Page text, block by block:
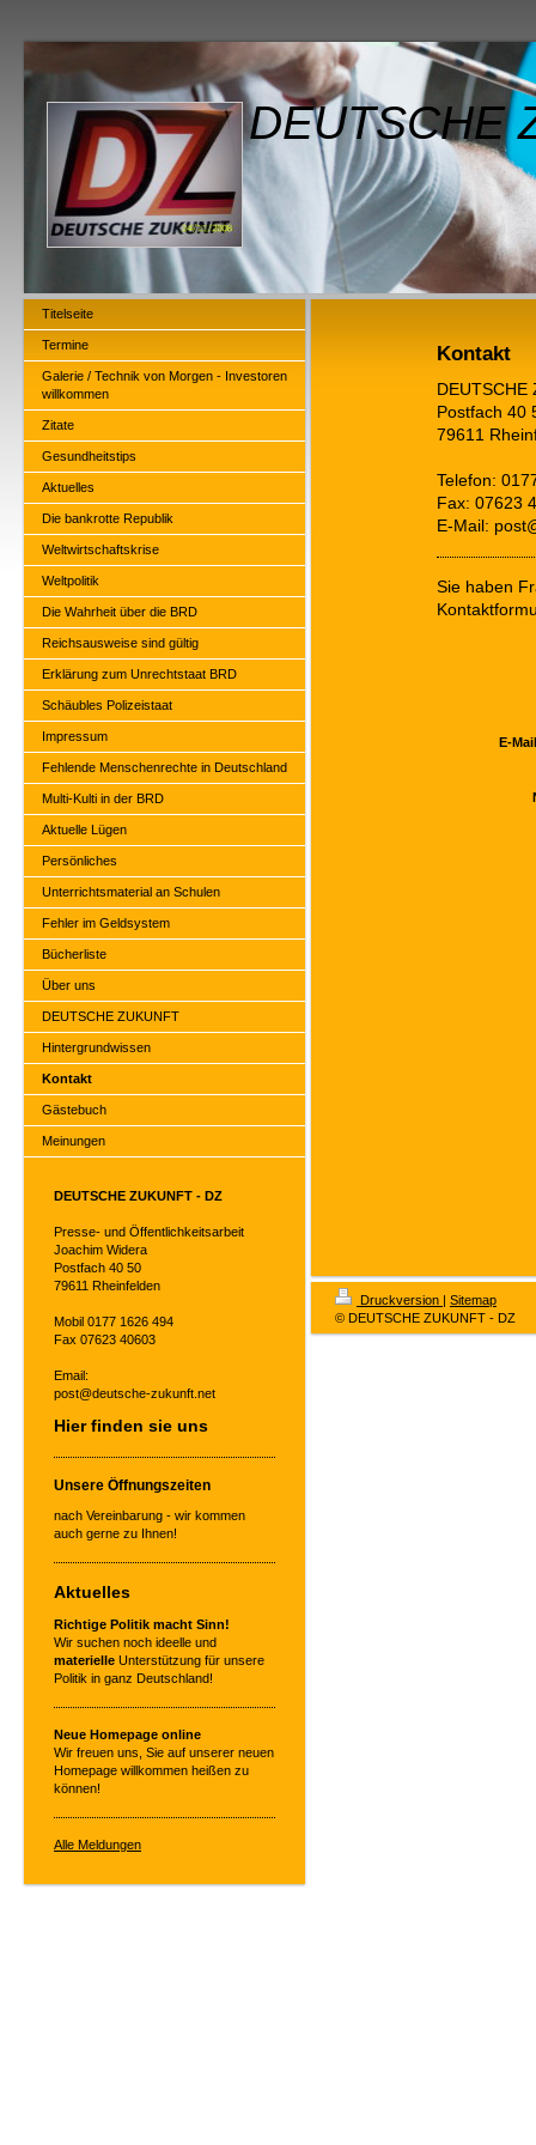
DEUTSCHE
Titelseite
Termine
Galerie / Technik von Morgen - Investoren
willkommen
Zitate
Gesundheitstips
Aktuelles
Die bankrotte Republik
Weltwirtschaftskrise
Weltpolitik
Die Wahrheit über die BRD
Reichsausweise sind gültig
Erklärung zum Unrechtstaat BRD
Schäubles Polizeistaat
Impressum
Fehlende Menschenrechte in Deutschland
Multi-Kulti in der BRD
Aktuelle Lügen
Persönliches
Unterrichtsmaterial an Schulen
Fehler im Geldsystem
Bücherliste
Über uns
DEUTSCHE ZUKUNFT
Hintergrundwissen
Kontakt
Gästebuch
Meinungen
DEUTSCHE ZUKUNFT - DZ
Presse- und Öffentlichkeitsarbeit
Joachim Widera
Postfach 40 50
79611 Rheinfelden
Mobil 0177 1626 494
Fax 07623 40603
Email:
post@deutsche-zukunft.net
Hier finden sie uns
Unsere Öffnungszeiten
nach Vereinbarung - wir kommen
auch gerne zu Ihnen!
Aktuelles
Richtige Politik macht Sinn!
Wir suchen noch ideelle und
materielle Unterstützung für unsere
Politik in ganz Deutschland!
Neue Homepage online
Wir freuen uns, Sie auf unserer neuen
Homepage willkommen heißen zu
können!
Alle Meldungen
Kontakt
DEUTSCHE
Postfach 40
79611
Telefon:
Fax: 07623
E-Mail:
Sie haben
E-
Druckversion
Sitemap
© DEUTSCHE ZUKUNFT - DZ